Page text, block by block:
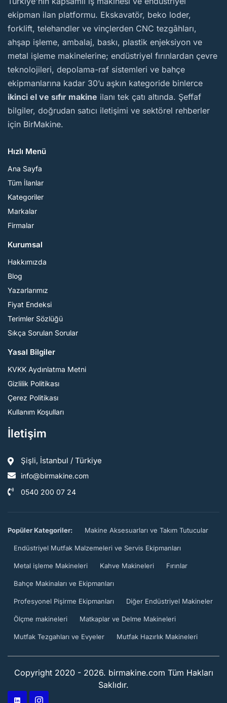
ekipman ilan platformu. Ekskavatör, beko loder,
forklift, telehandler ve vinçlerden CNC tezgâhları,
ahşap işleme, ambalaj, baskı, plastik enjeksiyon ve
metal işleme makinelerine; endüstriyel fırınlardan çevre
teknolojileri, depolama-raf sistemleri ve bahçe
ekipmanlarına kadar 30’u aşkın kategoride binlerce
ikinci el ve sıfır makine ilanı tek çatı altında. Şeffaf
bilgiler, doğrudan satıcı iletişimi ve sektörel rehberler
için BirMakine.
Hızlı Menü
Ana Sayfa
Tüm İlanlar
Kategoriler
Markalar
Firmalar
Kurumsal
Hakkımızda
Blog
Yazarlarımız
Fiyat Endeksi
Terimler Sözlüğü
Sıkça Sorulan Sorular
Yasal Bilgiler
KVKK Aydınlatma Metni
Gizlilik Politikası
Çerez Politikası
Kullanım Koşulları
İletişim
Şişli, İstanbul / Türkiye
info@birmakine.com
0540 200 07 24
Popüler Kategoriler: Makine Aksesuarları ve Takım Tutucular
Endüstriyel Mutfak Malzemeleri ve Servis Ekipmanları
Metal işleme Makineleri Kahve Makineleri Fırınlar
Bahçe Makinaları ve Ekipmanları
Profesyonel Pişirme Ekipmanları Diğer Endüstriyel Makineler
Ölçme makineleri Matkaplar ve Delme Makineleri
Mutfak Tezgahları ve Evyeler Mutfak Hazırlık Makineleri
Copyright 2020 - 2026. birmakine.com Tüm Hakları
Saklıdır.